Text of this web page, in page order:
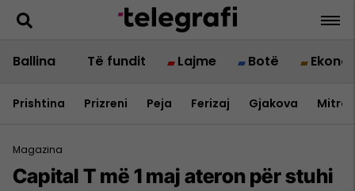
Ballina Të fundit Lajme Botë
Prishtina Prizreni Peja Ferizaj Gjakova
Magazina
Capital T më 1 maj ateron për stuhi